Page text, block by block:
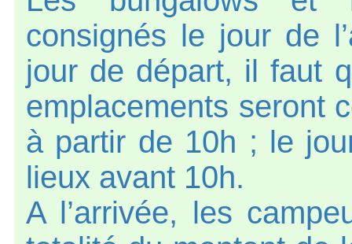
consignés le jour de
jour de départ, il faut
emplacements seront
à partir de 10h ; le
lieux avant 10h.
A l’arrivée, les